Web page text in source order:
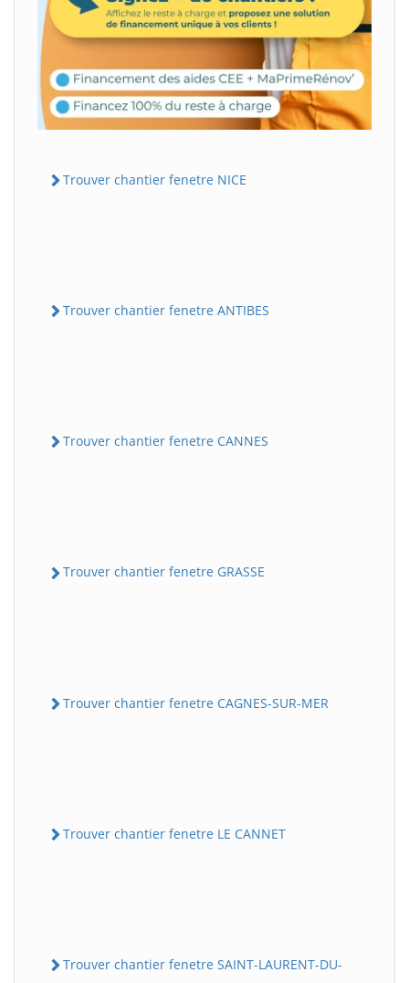
Trouver chantier fenetre NICE
Trouver chantier fenetre ANTIBES
Trouver chantier fenetre CANNES
Trouver chantier fenetre GRASSE
Trouver chantier fenetre CAGNES-SUR-MER
Trouver chantier fenetre LE CANNET
Trouver chantier fenetre SAINT-LAURENT-DU-